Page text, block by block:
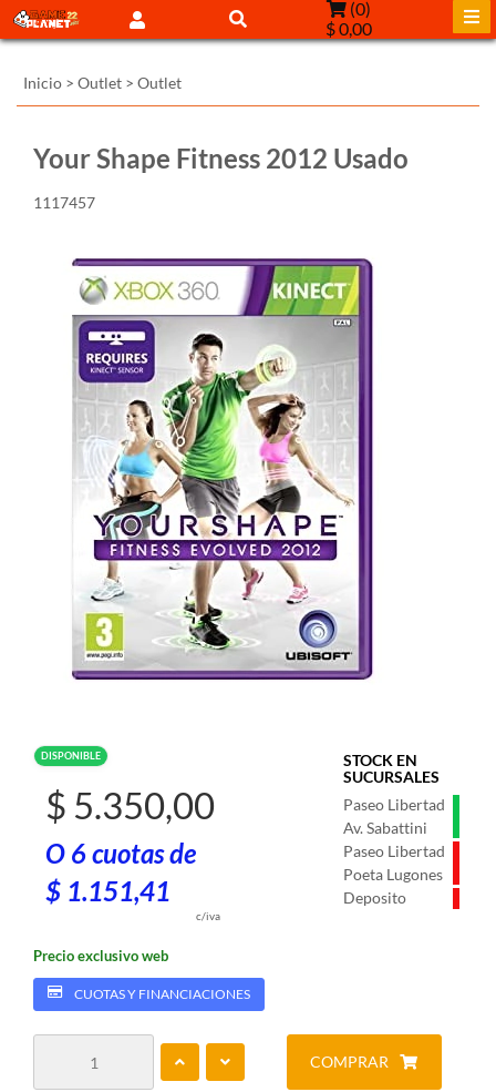
(0)
$ 0,00
Inicio > Outlet > Outlet
Your Shape Fitness 2012 Usado
1117457
DISPONIBLE
STOCK EN
SUCURSALES
Paseo Libertad
Av. Sabattini
Paseo Libertad
Poeta Lugones
Deposito
$ 5.350,00
O 6 cuotas de
$ 1.151,41
c/iva
Precio exclusivo web
CUOTAS Y FINANCIACIONES
COMPRAR